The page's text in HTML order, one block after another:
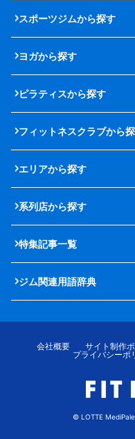
スポーツジムから探す
ヨガから探す
ピラティスから探す
フィットネスクラブから
エリアから探す
系列店から探す
特集記事一覧
ジム関連用語辞典
会社概要 サイト制作
プライバシーポ
© LOTTE